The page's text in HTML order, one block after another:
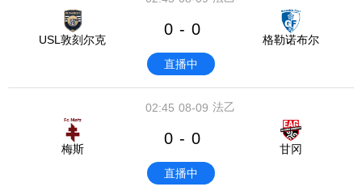
USL敦刻尔克
0 - 0
格勒诺布尔
直播中
08-09
02:45 法乙
梅斯
0 - 0
甘冈
直播中